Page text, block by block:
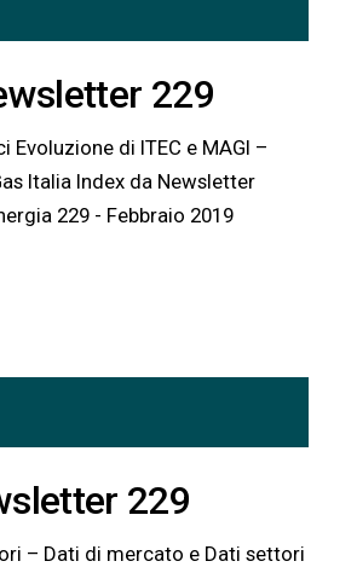
229
Evoluzione di ITEC e MAGI –
Italia Index da Newsletter
229 - Febbraio 2019
229
– Dati di mercato e Dati settori